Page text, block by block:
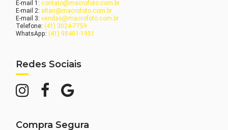
E-mail 1:contato@macrofoto.com.br
E-mail 2: altair@macrofoto.com.br
E-mail 3:vendas@macrofoto.com.br
Telefone:(41) 3024-7759
WhatsApp:(41) 98481-1951
Redes Sociais
Compra Segura